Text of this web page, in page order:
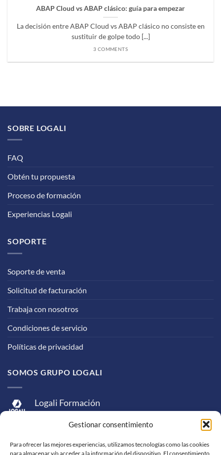
Gestionar consentimiento
Para ofrecer las mejores experiencias, utilizamos tecnologías como las cookies
para almacenar y/o acceder a la información del dispositivo. El consentimiento
ABAP Cloud vs ABAP clásico: guía para empezar
La decisión entre ABAP Cloud vs ABAP clásico no consiste en
sustituir de golpe todo [...]
3 COMMENTS
SOBRE LOGALI
FAQ
Obtén tu propuesta
Proceso de formación
Experiencias Logali
SOPORTE
Soporte de venta
Solicitud de facturación
Trabaja con nosotros
Condiciones de servicio
Políticas de privacidad
SOMOS GRUPO LOGALI
Logali Formación
Logali Consultoría
Logali Ingeniería